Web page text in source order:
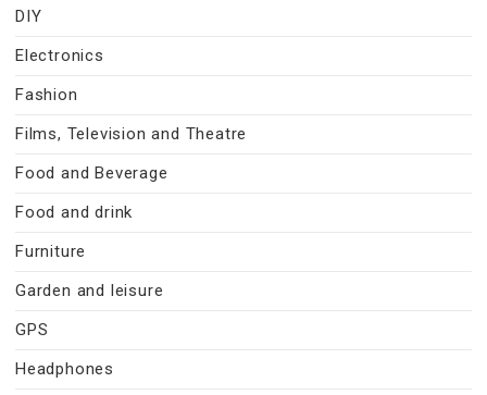
DIY
Electronics
Fashion
Films, Television and Theatre
Food and Beverage
Food and drink
Furniture
Garden and leisure
GPS
Headphones